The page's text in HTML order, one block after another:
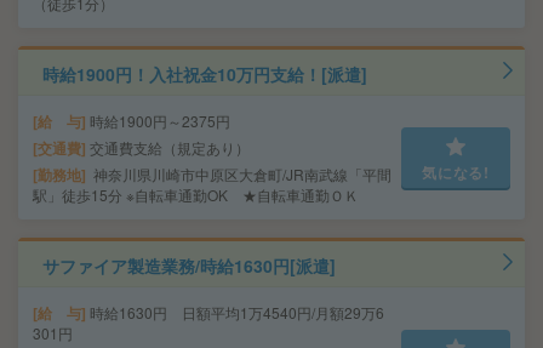
時給1900円！入社祝金10万円支給！[派遣]
給 与 時給1900円～2375円
交通費 交通費支給（規定あり）
勤務地 神奈川県川崎市中原区大倉町/JR南武線「平間
駅」徒歩15分 ※自転車通勤OK ★自転車通勤ＯＫ
気になる!
サファイア製造業務/時給1630円[派遣]
給 与 時給1630円 日額平均1万4540円/月額29万6
301円